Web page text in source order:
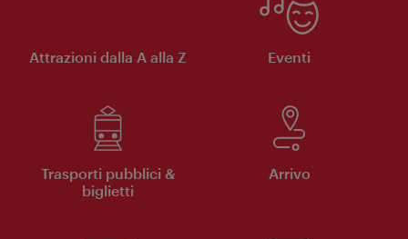
Attrazioni dalla A alla Z Eventi
Trasporti pubblici &
biglietti
Arrivo